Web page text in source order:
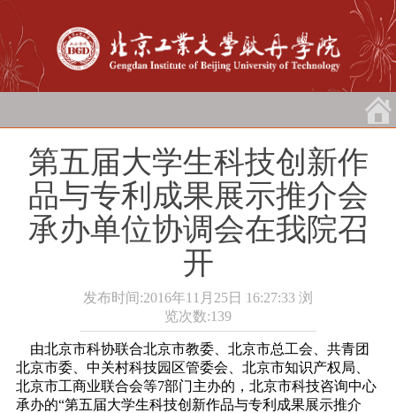
第五届大学生科技创新作
品与专利成果展示推介会
承办单位协调会在我院召
开
发布时间:2016年11月25日 16:27:33 浏
览次数:139
由北京市科协联合北京市教委、北京市总工会、共青团
北京市委、中关村科技园区管委会、北京市知识产权局、
北京市工商业联合会等7部门主办的，北京市科技咨询中心
承办的“第五届大学生科技创新作品与专利成果展示推介